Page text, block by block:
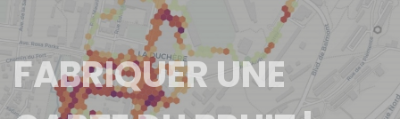
FABRIQUER UNE